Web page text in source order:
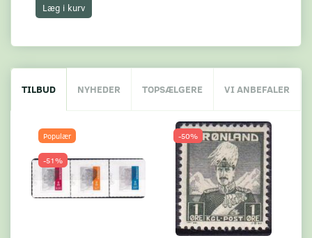
Læg i kurv
TILBUD NYHEDER TOPSÆLGERE VI ANBEFALER
Populær
-51%
-50%